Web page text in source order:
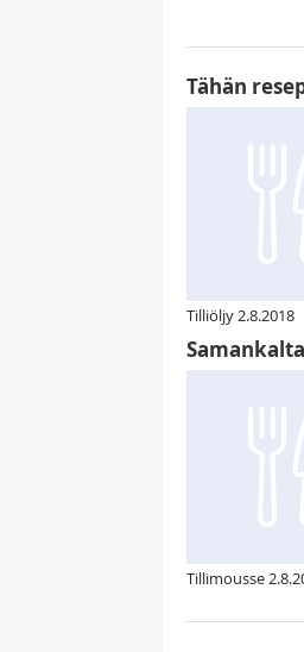
Tähän
Tilliöljy 2.8.2018
Tillimousse